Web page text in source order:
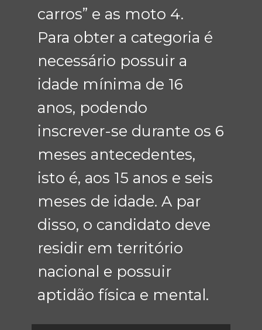
carros” e as moto 4.
Para obter a categoria é
necessário possuir a
idade mínima de 16
anos, podendo
inscrever-se durante os 6
meses antecedentes,
isto é, aos 15 anos e seis
meses de idade. A par
disso, o candidato deve
residir em território
nacional e possuir
aptidão física e mental.